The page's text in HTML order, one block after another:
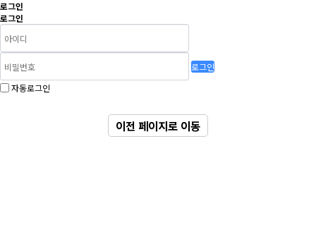
로그인
로그인
로그인
자동로그인
이전 페이지로 이동